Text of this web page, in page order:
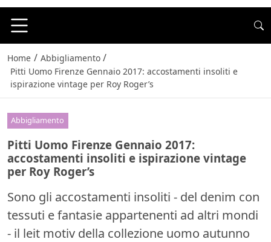
Home / Abbigliamento /
Pitti Uomo Firenze Gennaio 2017: accostamenti insoliti e
ispirazione vintage per Roy Roger’s
Abbigliamento
Pitti Uomo Firenze Gennaio 2017:
accostamenti insoliti e ispirazione vintage
per Roy Roger’s
Sono gli accostamenti insoliti - del denim con
tessuti e fantasie appartenenti ad altri mondi
- il leit motiv della collezione uomo autunno